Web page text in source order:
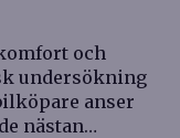
och
undersökning
anser
nästan…